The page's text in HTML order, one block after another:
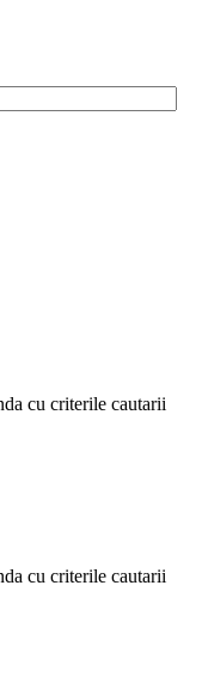
cu criterile cautarii
cu criterile cautarii